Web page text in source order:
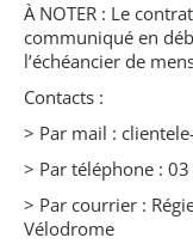
À NOTER : Le
communiqué en
l’échéancier de
Contacts :
> Par mail :
> Par téléphone :
> Par courrier :
Vélodrome